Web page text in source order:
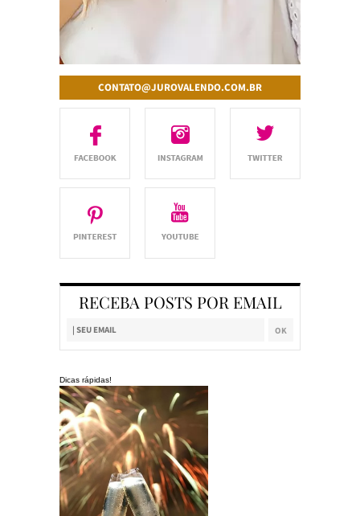
CONTATO@JUROVALENDO.COM.BR
RECEBA POSTS POR EMAIL
Dicas rápidas!